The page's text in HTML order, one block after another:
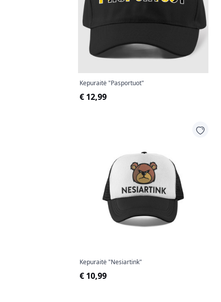
Kepuraitė "Pasportuot"
€ 12,99
Kepuraitė "Nesiartink"
€ 10,99